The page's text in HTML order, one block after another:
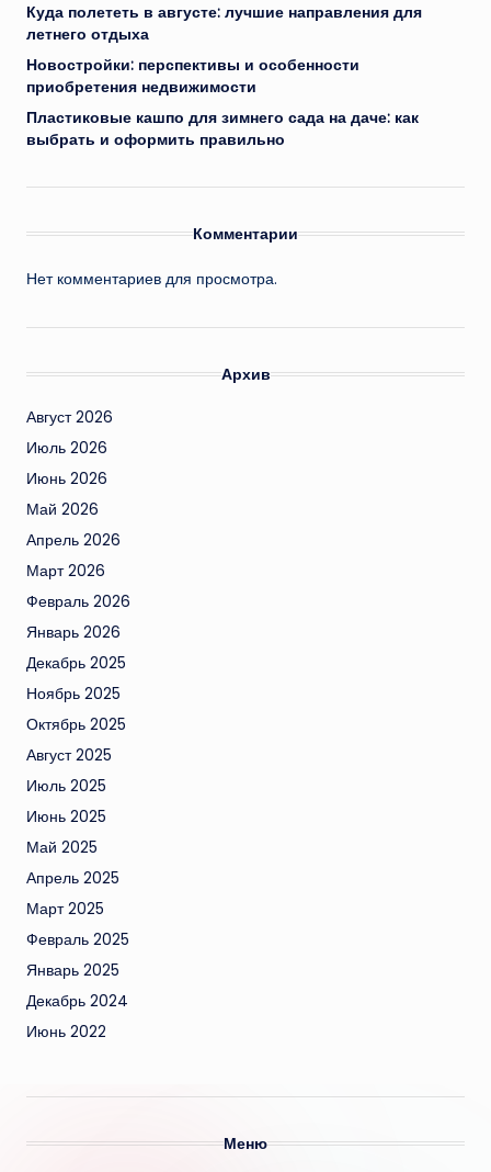
Куда полететь в августе: лучшие направления для
летнего отдыха
Новостройки: перспективы и особенности
приобретения недвижимости
Пластиковые кашпо для зимнего сада на даче: как
выбрать и оформить правильно
Комментарии
Нет комментариев для просмотра.
Архив
Август 2026
Июль 2026
Июнь 2026
Май 2026
Апрель 2026
Март 2026
Февраль 2026
Январь 2026
Декабрь 2025
Ноябрь 2025
Октябрь 2025
Август 2025
Июль 2025
Июнь 2025
Май 2025
Апрель 2025
Март 2025
Февраль 2025
Январь 2025
Декабрь 2024
Июнь 2022
Меню